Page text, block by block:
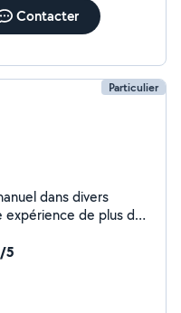
Contacter
Particulier
dans divers
de plus de
d'un outillage
des finitions
garantis mon travail et
5